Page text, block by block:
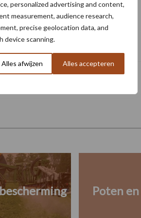
personalized advertising and content,
measurement, audience research,
precise geolocation data, and
device scanning.
Alles afwijzen Alles accepteren
Yara
dure kunstmest?
Poten